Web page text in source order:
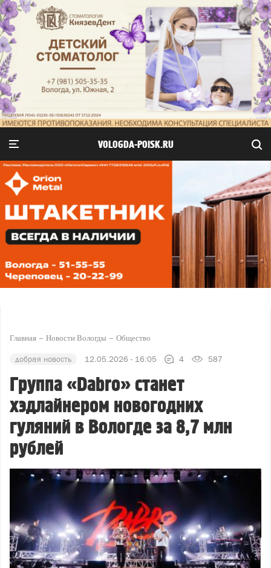
VOLOGDA-POISK.RU
Главная Новости Вологды Общество
добрая новость 12.05.2026 - 16:05 4 587
Группа «Dabro» станет
хэдлайнером новогодних
гуляний в Вологде за 8,7 млн
рублей